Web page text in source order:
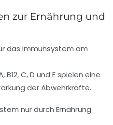
zur Ernährung und
das Immunsystem am
C, D und E spielen eine
der Abwehrkräfte.
nur durch Ernährung